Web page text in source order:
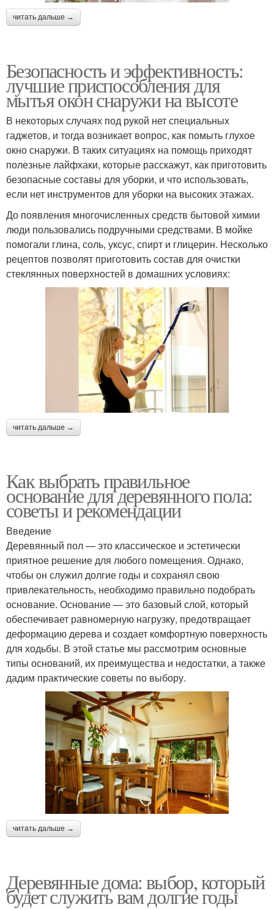
читать дальше →
Безопасность и эффективность:
лучшие приспособления для
мытья окон снаружи на высоте
В некоторых случаях под рукой нет специальных
гаджетов, и тогда возникает вопрос, как помыть глухое
окно снаружи. В таких ситуациях на помощь приходят
полезные лайфхаки, которые расскажут, как приготовить
безопасные составы для уборки, и что использовать,
если нет инструментов для уборки на высоких этажах.
До появления многочисленных средств бытовой химии
люди пользовались подручными средствами. В мойке
помогали глина, соль, уксус, спирт и глицерин. Несколько
рецептов позволят приготовить состав для очистки
стеклянных поверхностей в домашних условиях:
читать дальше →
Как выбрать правильное
основание для деревянного пола:
советы и рекомендации
Введение
Деревянный пол — это классическое и эстетически
приятное решение для любого помещения. Однако,
чтобы он служил долгие годы и сохранял свою
привлекательность, необходимо правильно подобрать
основание. Основание — это базовый слой, который
обеспечивает равномерную нагрузку, предотвращает
деформацию дерева и создает комфортную поверхность
для ходьбы. В этой статье мы рассмотрим основные
типы оснований, их преимущества и недостатки, а также
дадим практические советы по выбору.
читать дальше →
Деревянные дома: выбор, который
будет служить вам долгие годы